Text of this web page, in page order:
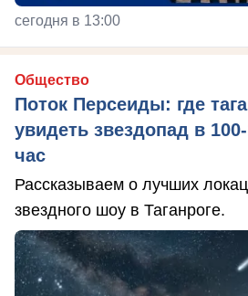
сегодня в 13:00
Общество
Поток Персеиды: где
увидеть звездопад в
час
Рассказываем о лучших
звездного шоу в Таганроге.